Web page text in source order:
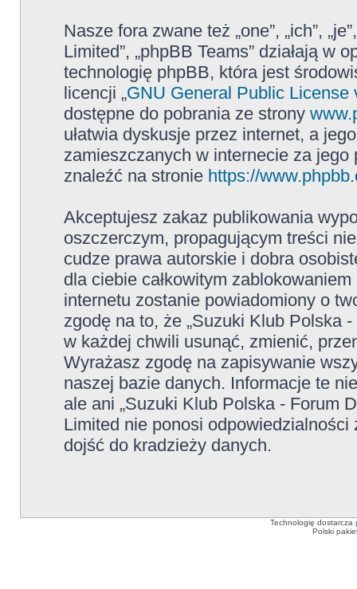
Nasze fora zwane też „one”, „ich”,
Limited”, „phpBB Teams” działają w
technologię phpBB, która jest
licencji „GNU General Public License
dostępne do pobrania ze strony
ułatwia dyskusje przez internet, a
zamieszczanych w internecie za
znaleźć na stronie https://
Akceptujesz zakaz publikowania
oszczerczym, propagującym treści
cudze prawa autorskie i dobra
dla ciebie całkowitym
internetu zostanie powiadomiony o
zgodę na to, że „Suzuki Klub Polska
w każdej chwili usunąć, zmienić,
Wyrażasz zgodę na zapisywanie
naszej bazie danych. Informacje te
ale ani „Suzuki Klub Polska - Forum
Limited nie ponosi odpowiedzialności
dojść do kradzieży danych.
Technologię dostarcza
Polski